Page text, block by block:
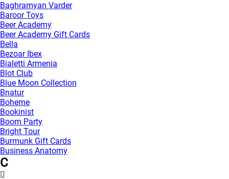
Baghramyan Varder
Baroor Toys
Beer Academy
Beer Academy Gift Cards
Bella
Bezoar Ibex
Bialetti Armenia
Blot Club
Blue Moon Collection
Bnatur
Boheme
Bookinist
Boom Party
Bright Tour
Burmunk Gift Cards
Business Anatomy
C